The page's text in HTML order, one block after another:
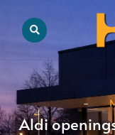
Aldi